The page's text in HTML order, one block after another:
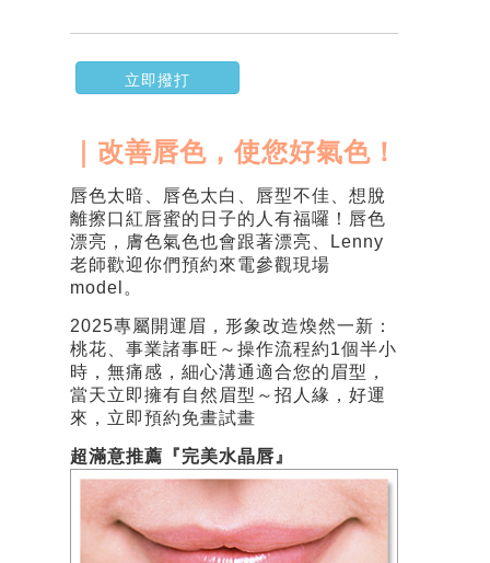
立即撥打
｜改善唇色，使您好氣色！
唇色太暗、唇色太白、唇型不佳、想脫
離擦口紅唇蜜的日子的人有福囉！唇色
漂亮，膚色氣色也會跟著漂亮、Lenny
老師歡迎你們預約來電參觀現場
model。
2025專屬開運眉，形象改造煥然一新：
桃花、事業諸事旺～操作流程約1個半小
時，無痛感，細心溝通適合您的眉型，
當天立即擁有自然眉型～招人緣，好運
來，立即預約免畫試畫
超滿意推薦『完美水晶唇』